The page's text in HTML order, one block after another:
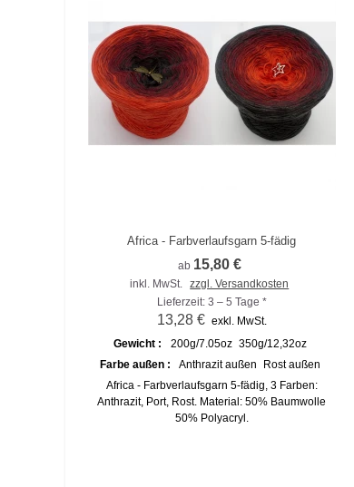
Zum Vergleich hinzufügen
Africa - Farbverlaufsgarn 5-fädig
ab 15,80 €
inkl. MwSt. zzgl. Versandkosten
Lieferzeit: 3 – 5 Tage *
13,28 € exkl. MwSt.
Gewicht :
200g/7.05oz 350g/12,32oz
Farbe außen :
Anthrazit außen
Rost außen
Africa - Farbverlaufsgarn 5-fädig, 3 Farben:
Anthrazit, Port, Rost. Material: 50% Baumwolle
50% Polyacryl.